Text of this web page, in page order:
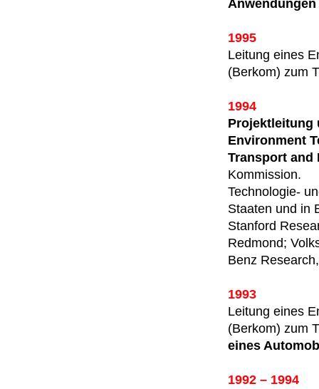
1995
Leitung eines
(Berkom) zum
1994
Projektleitung
Environment
Transport and
Kommission.
Technologie-
Staaten und in
Stanford
Redmond;
Benz
1993
Leitung eines
(Berkom) zum
eines
1992 – 1994